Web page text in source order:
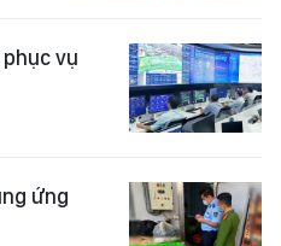
vụ
ứng